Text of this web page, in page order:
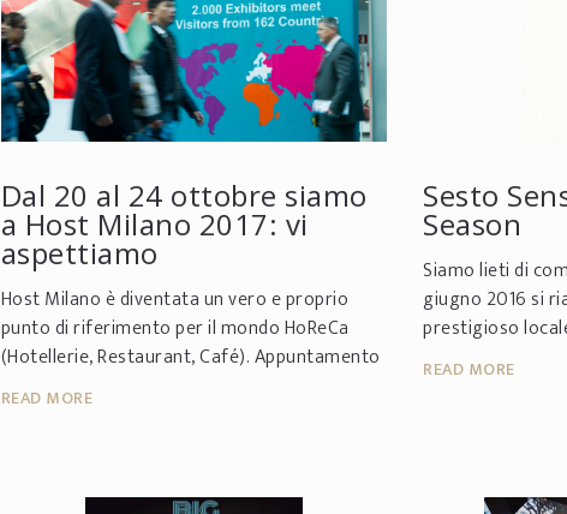
Dal 20 al 24 ottobre siamo
a Host Milano 2017: vi
aspettiamo
Host Milano è diventata un vero e proprio
punto di riferimento per il mondo HoReCa
(Hotellerie, Restaurant, Café). Appuntamento
imperdibile per tutti gli operatori
READ MORE
Sesto
Season
Siamo lieti di
giugno 2016 si
prestigioso
della movida
READ MORE